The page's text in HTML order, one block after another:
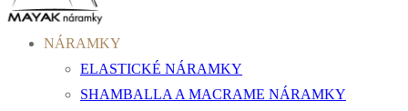
NÁRAMKY
ELASTICKÉ NÁRAMKY
SHAMBALLA A MACRAME NÁRAMKY